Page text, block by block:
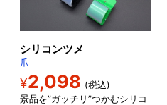
シリコンツメ
爪
¥2,098 (税込)
景品を”ガッチリ”つかむシリコ